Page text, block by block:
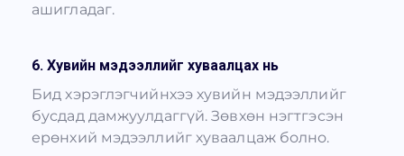
ашигладаг.
6. Хувийн мэдээллийг хуваалцах нь
Бид хэрэглэгчийнхээ хувийн мэдээллийг
бусдад дамжуулдаггүй. Зөвхөн нэгтгэсэн
ерөнхий мэдээллийг хуваалцаж болно.